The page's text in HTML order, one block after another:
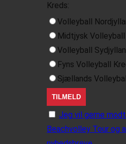
Kreds:
Volleyball
Midtjysk
Volleyball
Fyns Volleyball
Sjællands
Jeg vil gerne
Beachvolley Tour og